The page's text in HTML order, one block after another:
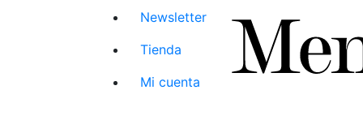
Newsletter
Tienda
Mi cuenta